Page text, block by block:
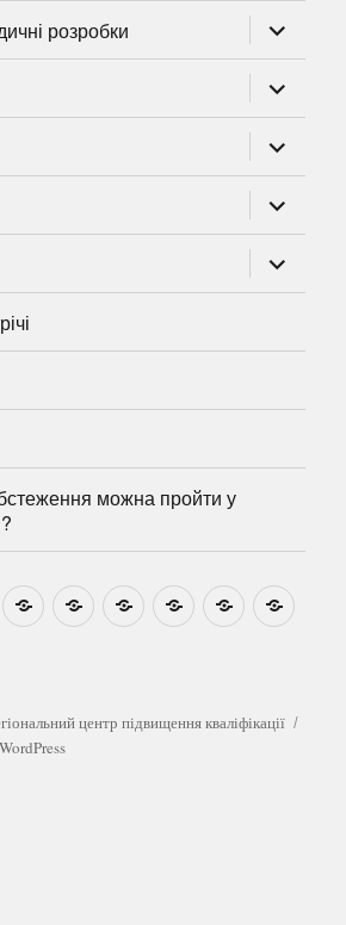
розробки
підменю
підменю
підменю
підменю
підменю
можна пройти у
Звіти Про
центр
План
графік
Розумовські
зустрічі
Реєстрація
центр підвищення кваліфікації